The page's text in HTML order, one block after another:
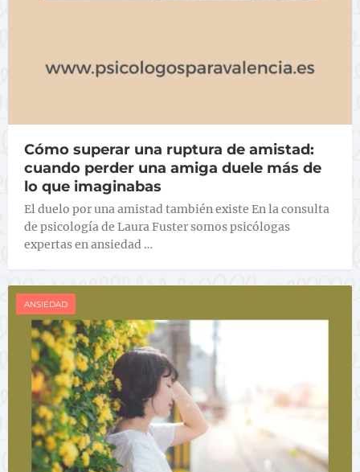
Cómo superar una ruptura de amistad:
cuando perder una amiga duele más de
lo que imaginabas
El duelo por una amistad también existe En la consulta
de psicología de Laura Fuster somos psicólogas
expertas en ansiedad …
ANSIEDAD